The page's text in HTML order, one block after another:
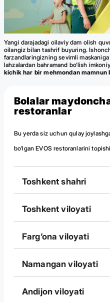
Yangi darajadagi oilaviy dam olish
oilangiz bilan tashrif buyuring.
farzandlaringizning sevimli
lahzalardan bahramand bo‘lish
kichik har bir mehmondan mamnun
Bolalar
restoranlar
Bu yerda siz uchun qulay
bo‘lgan EVOS restoranlarini
Toshkent shahri
Toshkent viloyati
Farg‘ona viloyati
Namangan viloyati
Andijon viloyati